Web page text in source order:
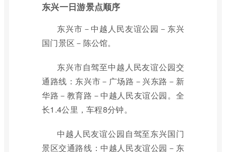
东兴一日游景点顺序
东兴市－中越人民友谊公园－东兴
国门景区－陈公馆。
东兴市自驾至中越人民友谊公园交
通路线：东兴市－广场路－兴东路－新
华路－教育路－中越人民友谊公园。全
长1.4公里，车程8分钟。
中越人民友谊公园自驾至东兴国门
景区交通路线：中越人民友谊公园－东